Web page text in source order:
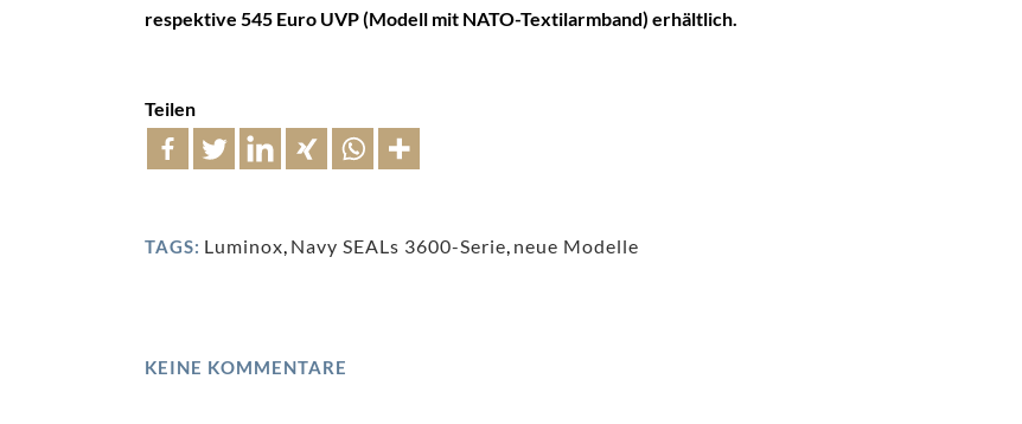
respektive 545 Euro UVP (Modell mit NATO-Textilarmband) erhältlich.
Teilen
TAGS: Luminox, Navy SEALs 3600-Serie, neue Modelle
KEINE KOMMENTARE